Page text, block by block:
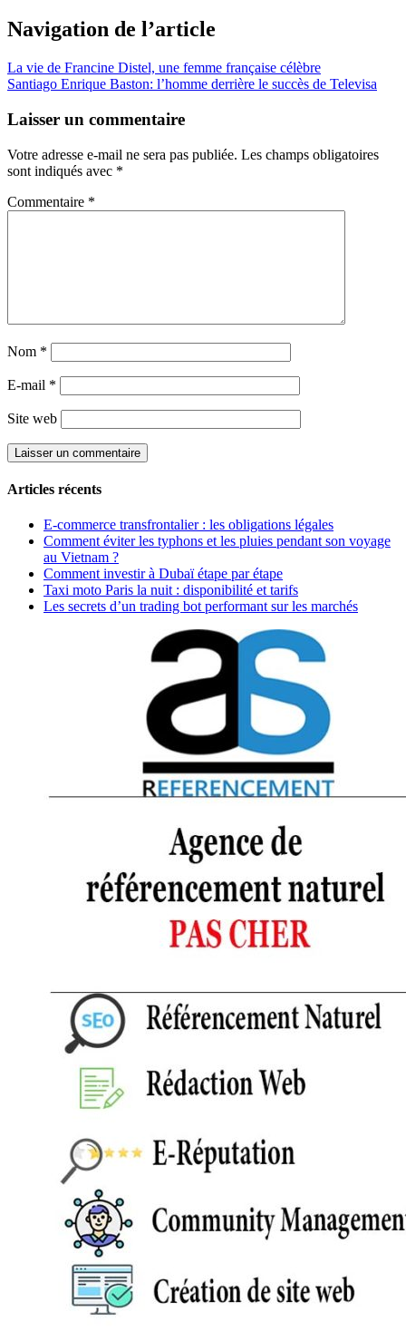
Navigation de l’article
La vie de Francine Distel, une femme française célèbre
Santiago Enrique Baston: l’homme derrière le succès de Televisa
Laisser un commentaire
Votre adresse e-mail ne sera pas publiée. Les champs obligatoires
sont indiqués avec *
Commentaire *
Nom *
E-mail *
Site web
Articles récents
E-commerce transfrontalier : les obligations légales
Comment éviter les typhons et les pluies pendant son voyage
au Vietnam ?
Comment investir à Dubaï étape par étape
Taxi moto Paris la nuit : disponibilité et tarifs
Les secrets d’un trading bot performant sur les marchés